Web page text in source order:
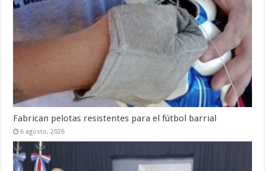
Fabrican pelotas resistentes para el fútbol barrial
6 agosto, 2026